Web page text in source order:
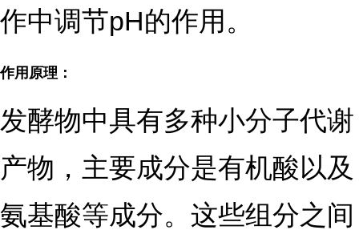
作中调节pH的作用。
作用原理：
发酵物中具有多种小分子代谢
产物，主要成分是有机酸以及
氨基酸等成分。这些组分之间